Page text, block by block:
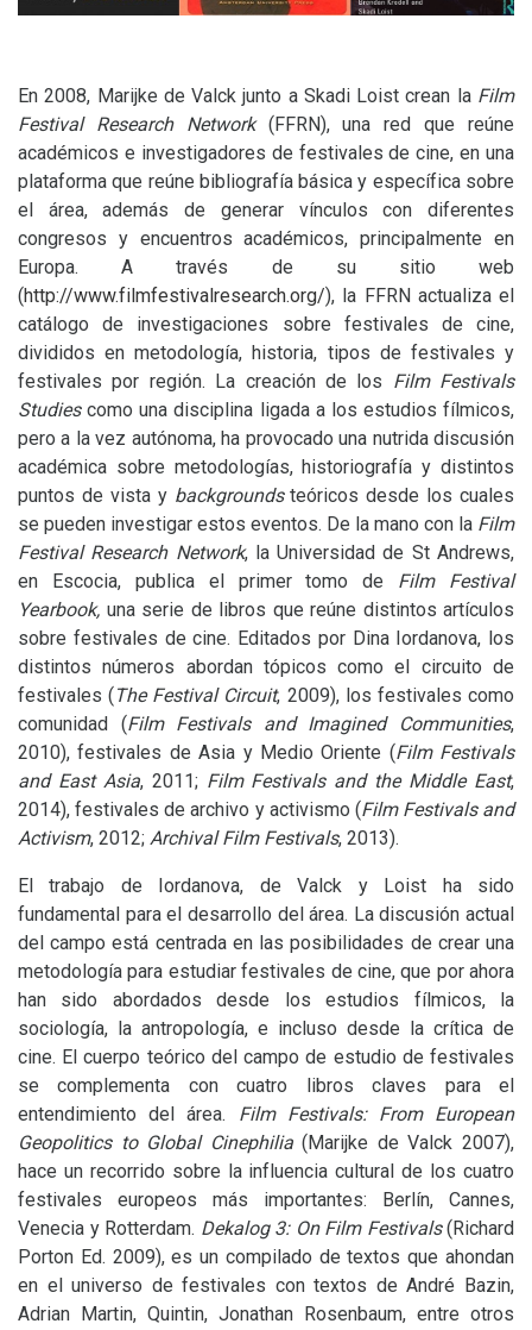
En 2008, Marijke de Valck junto a Skadi Loist crean la Film
Festival Research Network(FFRN), una red que reúne
académicos e investigadores de festivales de cine, en una
plataforma que reúne bibliografía básica y específica sobre
el área, además de generar vínculos con diferentes
congresos y encuentros académicos, principalmente en
Europa. A través de su sitio web
(http://www.filmfestivalresearch.org/), la FFRNactualiza el
catálogo de investigaciones sobre festivales de cine,
divididos en metodología, historia, tipos de festivales y
festivales por región. La creación de los Film Festivals
Studiescomo una disciplina ligada a los estudios fílmicos,
pero a la vez autónoma, ha provocado una nutrida discusión
académica sobre metodologías, historiografía y distintos
puntos de vista y backgroundsteóricos desde los cuales
se pueden investigar estos eventos. De la mano con la Film
Festival Research Network, la Universidad de St Andrews,
en Escocia, publica el primer tomo de Film Festival
Yearbook, una serie de libros que reúne distintos artículos
sobre festivales de cine. Editados por Dina Iordanova, los
distintos números abordan tópicos como el circuito de
festivales (The Festival Circuit, 2009), los festivales como
comunidad (Film Festivals and Imagined Communities,
2010), festivales de Asia y Medio Oriente (Film Festivals
and East Asia, 2011; Film Festivals and the Middle East,
2014), festivales de archivo y activismo (Film Festivals and
Activism, 2012; Archival Film Festivals, 2013).
El trabajo de Iordanova, de Valck y Loist ha sido
fundamental para el desarrollo del área. La discusión actual
del campo está centrada en las posibilidades de crear una
metodología para estudiar festivales de cine, que por ahora
han sido abordados desde los estudios fílmicos, la
sociología, la antropología, e incluso desde la crítica de
cine. El cuerpo teórico del campo de estudio de festivales
se complementa con cuatro libros claves para el
entendimiento del área. Film Festivals: From European
Geopolitics to Global Cinephilia(Marijke de Valck 2007),
hace un recorrido sobre la influencia cultural de los cuatro
festivales europeos más importantes: Berlín, Cannes,
Venecia y Rotterdam. Dekalog 3: On Film Festivals(Richard
Porton Ed. 2009), es un compilado de textos que ahondan
en el universo de festivales con textos de André Bazin,
Adrian Martin, Quintin, Jonathan Rosenbaum, entre otros